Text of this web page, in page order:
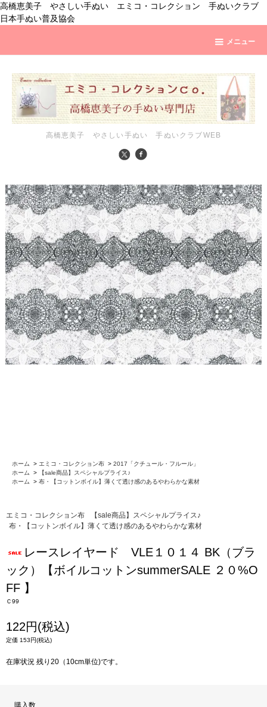
高橋恵美子 やさしい手ぬい エミコ・コレクション 手ぬいクラブ
日本手ぬい普及協会
メニュー
高橋恵美子 やさしい手ぬい 手ぬいクラブWEB
ホーム > エミコ・コレクション布 > 2017「クチュール・フルール」
ホーム
>
【sale商品】スペシャルプライス♪
ホーム
> 布・【コットンボイル】薄くて透け感のあるやわらかな素材
エミコ・コレクション布
【sale商品】スペシャルプライス♪
布・【コットンボイル】薄くて透け感のあるやわらかな素材
レースレイヤード VLE１０１４ BK（ブラ
ック）【ボイルコットンsummerSALE ２０%O
FF 】
Ｃ99
122円(税込)
定価 153円(税込)
在庫状況 残り20（10cm単位)です。
購入数